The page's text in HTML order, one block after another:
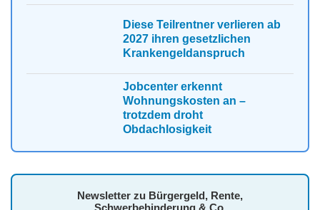
Diese Teilrentner verlieren ab
2027 ihren gesetzlichen
Krankengeldanspruch
Jobcenter erkennt
Wohnungskosten an –
trotzdem droht
Obdachlosigkeit
Newsletter zu Bürgergeld, Rente,
Schwerbehinderung & Co.